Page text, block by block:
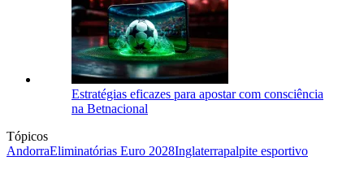
Estratégias eficazes para apostar com consciência
na Betnacional
Tópicos
AndorraEliminatórias Euro 2028Inglaterrapalpite esportivo